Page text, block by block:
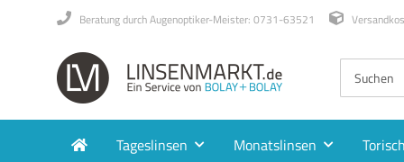
Beratung durch Augenoptiker-Meister: 0731-63521
Tageslinsen Monatslinsen